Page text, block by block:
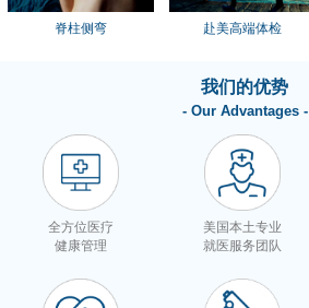
脊柱侧弯 赴美高端体检
我们的优势
- Our Advantages -
全方位医疗
健康管理
美国本土专业
就医服务团队